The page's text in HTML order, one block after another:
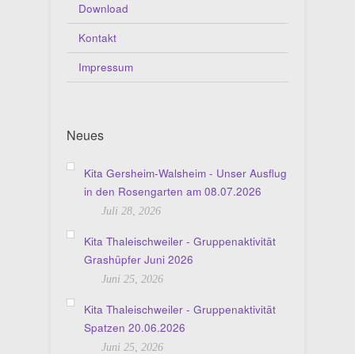
Download
Kontakt
Impressum
Neues
Kita Gersheim-Walsheim - Unser Ausflug
in den Rosengarten am 08.07.2026
Juli 28, 2026
Kita Thaleischweiler - Gruppenaktivität
Grashüpfer Juni 2026
Juni 25, 2026
Kita Thaleischweiler - Gruppenaktivität
Spatzen 20.06.2026
Juni 25, 2026